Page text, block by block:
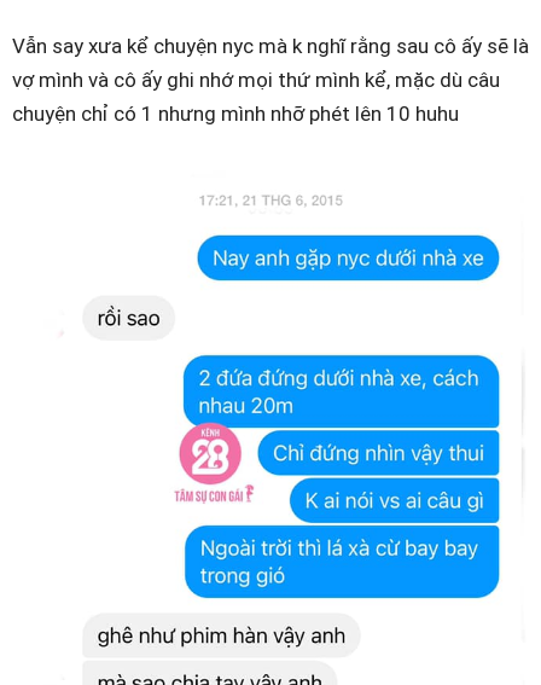
Vẫn say xưa kể chuyện nyc mà k nghĩ rằng sau cô ấy sẽ là
vợ mình và cô ấy ghi nhớ mọi thứ mình kể, mặc dù câu
chuyện chỉ có 1 nhưng mình nhỡ phét lên 10 huhu